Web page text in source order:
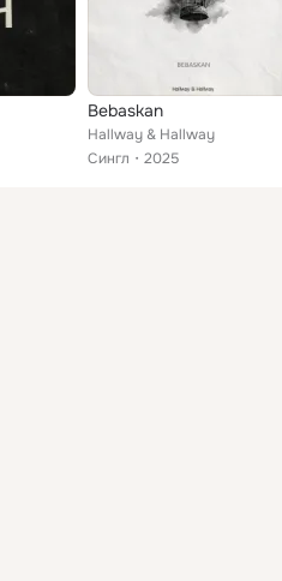
Bebaskan
Hallway & Hallway
Сингл
2025